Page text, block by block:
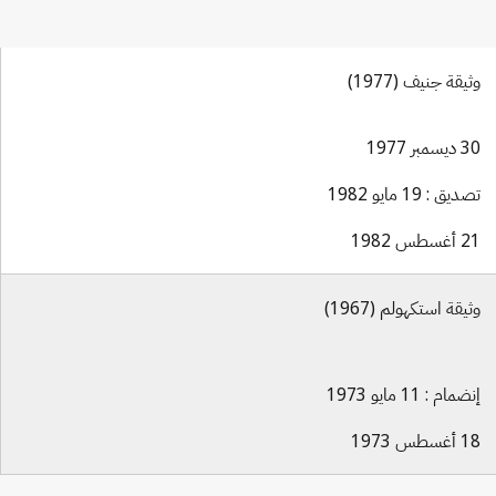
وثيقة جنيف (1977)
30 ديسمبر 1977
تصديق : 19 مايو 1982
21 أغسطس 1982
وثيقة استكهولم (1967)
إنضمام : 11 مايو 1973
18 أغسطس 1973